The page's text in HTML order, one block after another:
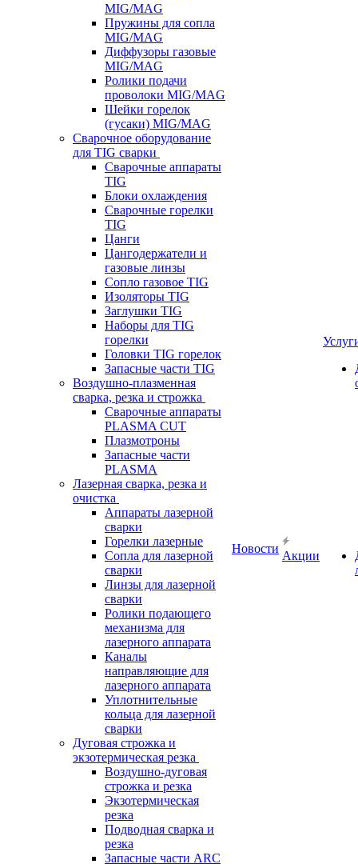
MIG/MAG
Пружины для сопла
MIG/MAG
Диффузоры газовые
MIG/MAG
Ролики подачи
проволоки MIG/MAG
Шейки горелок
(гусаки) MIG/MAG
Сварочное оборудование
для TIG сварки
Сварочные аппараты
TIG
Блоки охлаждения
Сварочные горелки
TIG
Цанги
Цангодержатели и
газовые линзы
Сопло газовое TIG
Изоляторы TIG
Заглушки TIG
Наборы для TIG
горелки
Головки TIG горелок
Запасные части TIG
Воздушно-плазменная
сварка, резка и строжка
Сварочные аппараты
PLASMA CUT
Плазмотроны
Запасные части
PLASMA
Лазерная сварка, резка и
очистка
Аппараты лазерной
сварки
Горелки лазерные
Сопла для лазерной
сварки
Линзы для лазерной
сварки
Ролики подающего
механизма для
лазерного аппарата
Каналы
направляющие для
лазерного аппарата
Уплотнительные
кольца для лазерной
сварки
Дуговая строжка и
экзотермическая резка
Воздушно-дуговая
строжка и резка
Экзотермическая
резка
Подводная сварка и
резка
Запасные части ARC
Новости
Акции